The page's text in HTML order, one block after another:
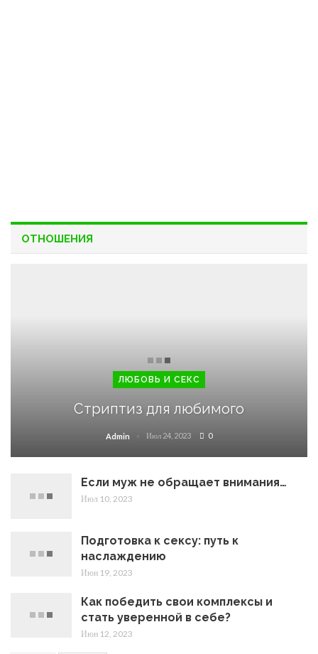
ОТНОШЕНИЯ
ЛЮБОВЬ И СЕКС
Стриптиз для любимого
Admin Июл 24, 2023 0
Если муж не обращает внимания…
Июл 10, 2023
Подготовка к сексу: путь к
наслаждению
Июн 19, 2023
Как победить свои комплексы и
стать уверенной в себе?
Июн 12, 2023